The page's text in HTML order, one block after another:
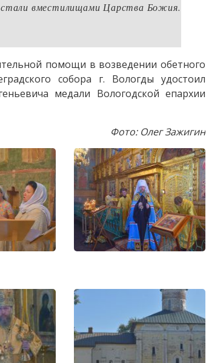
вместилищами Царства Божия.
помощи в возведении обетного
собора г. Вологды удостоил
медали Вологодской епархии
Фото: Олег Зажигин